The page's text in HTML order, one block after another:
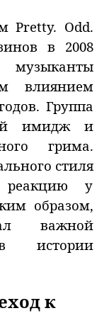
Pretty. Odd.
в 2008
влиянием
Группа
имидж и
грима.
стиля
реакцию у
образом,
важной
истории
к